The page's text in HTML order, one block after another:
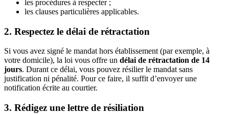
les procédures à respecter ;
les clauses particulières applicables.
2. Respectez le délai de rétractation
Si vous avez signé le mandat hors établissement (par exemple, à
votre domicile), la loi vous offre un délai de rétractation de 14
jours. Durant ce délai, vous pouvez résilier le mandat sans
justification ni pénalité. Pour ce faire, il suffit d’envoyer une
notification écrite au courtier.
3. Rédigez une lettre de résiliation